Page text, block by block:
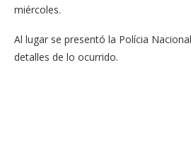
miércoles.
Al lugar se presentó la Polícia
detalles de lo ocurrido.